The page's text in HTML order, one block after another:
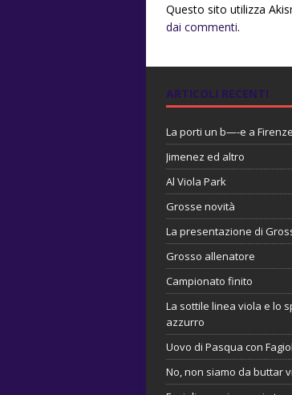
Questo sito utilizza
dai commenti.
ARTICOLI RECENTI
La porti un b—-e a Firenze
Jimenez ed altro
Al Viola Park
Grosse novità
La presentazione di
Grosso allenatore
Campionato finito
La sottile linea viola e lo
azzurro
Uovo di Pasqua con
No, non siamo da buttar